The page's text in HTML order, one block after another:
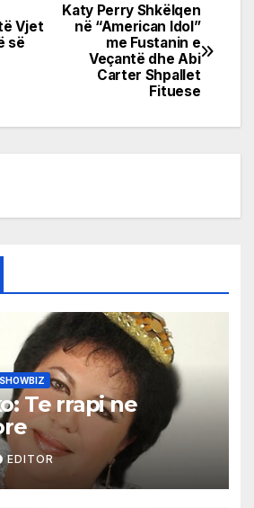
Katy Perry Shkëlqen
në “American Idol”
me Fustanin e
Veçantë dhe Abi
Carter Shpallet
Fituese
Vjet
së
SHOWBIZ
Te rrapi ne
EDITOR